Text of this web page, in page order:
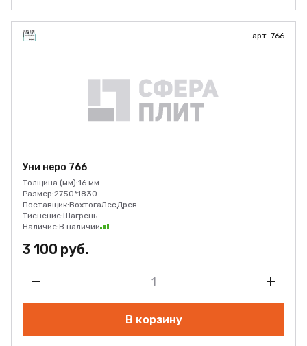
арт. 766
Уни неро 766
Толщина (мм):16 мм
Размер:2750*1830
Поставщик:ВохтогаЛесДрев
Тиснение:Шагрень
Наличие:В наличии
3 100 руб.
В корзину